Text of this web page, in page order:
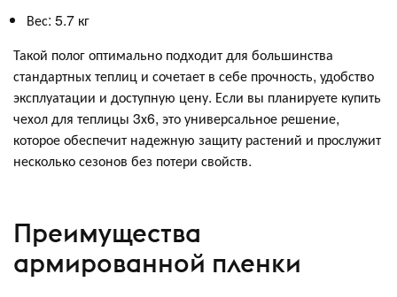
Вес: 5.7 кг
Такой полог оптимально подходит для большинства
стандартных теплиц и сочетает в себе прочность, удобство
эксплуатации и доступную цену. Если вы планируете купить
чехол для теплицы 3х6, это универсальное решение,
которое обеспечит надежную защиту растений и прослужит
несколько сезонов без потери свойств.
Преимущества
армированной пленки